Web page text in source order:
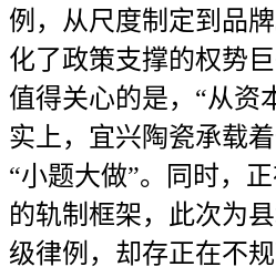
例，从尺度制定到品
化了政策支撑的权势
值得关心的是，“从资
实上，宜兴陶瓷承载
“小题大做”。同时，
的轨制框架，此次为
级律例，却存正在不